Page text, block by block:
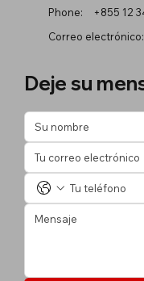
Phone:
+855 12
Correo electrónico:
Deje su